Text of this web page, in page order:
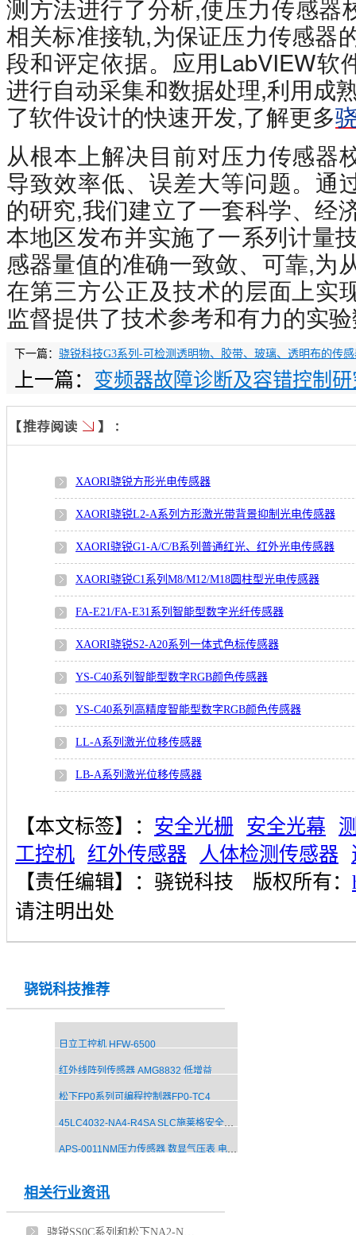
测方法进行了分析,使压力传感器
相关标准接轨,为保证压力传感器
段和评定依据。应用LabVIEW软
进行自动采集和数据处理,利用成
了软件设计的快速开发,了解更多
从根本上解决目前对压力传感器
导致效率低、误差大等问题。通
的研究,我们建立了一套科学、经
本地区发布并实施了一系列计量
感器量值的准确一致敛、可靠,为
在第三方公正及技术的层面上实
监督提供了技术参考和有力的实
下一篇： 骁锐科技G3系列-可检测透明物、胶带、玻璃、透明布的传
上一篇： 变频器故障诊断及容错控制
XAORI骁锐方形光电传感器
XAORI骁锐L2-A系列方形激光带背景抑制光电传感器
XAORI骁锐G1-A/C/B系列普通红光、红外光电传感器
XAORI骁锐C1系列M8/M12/M18圆柱型光电传感器
FA-E21/FA-E31系列智能型数字光纤传感器
XAORI骁锐S2-A20系列一体式色标传感器
YS-C40系列智能型数字RGB颜色传感器
YS-C40系列高精度智能型数字RGB颜色传感器
LL-A系列激光位移传感器
LB-A系列激光位移传感器
【本文标签】： 安全光栅 安全光幕
工控机
红外传感器 人体检测传感器
【责任编辑】： 骁锐科技 版权所有：
请注明出处
骁锐科技推荐
日立工控机 HFW-6500
红外线阵列传感器 AMG8832 低增益
松下FP0系列可编程控制器FP0-TC4
45LC4032-NA4-R4SA SLC施莱格安全光栅传感器 安全光幕厂家
APS-0011NM压力传感器 数显气压表 电子压力传感器
相关行业资讯